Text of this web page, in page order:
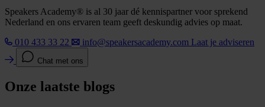
Speakers Academy® is al 30 jaar dé kennispartner voor sprekend
Nederland en ons ervaren team geeft deskundig advies op maat.
010 433 33 22
info@speakersacademy.com Laat je adviseren
Chat met ons
Onze laatste blogs